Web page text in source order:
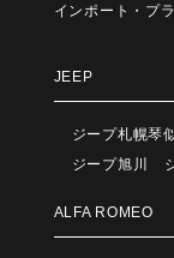
インポート・プ
JEEP
ジープ札幌琴
ジープ旭川
ALFA ROMEO